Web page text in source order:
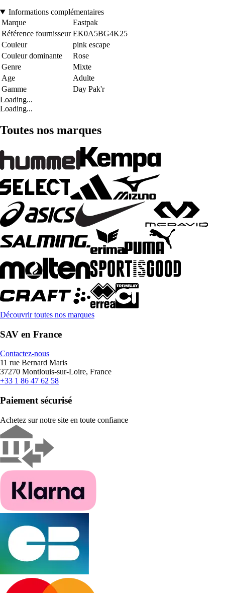
Informations complémentaires
Marque
Eastpak
Référence fournisseur EK0A5BG4K25
Couleur
pink escape
Couleur dominante
Rose
Genre
Mixte
Age
Adulte
Gamme
Day Pak'r
Loading...
Loading...
Toutes nos marques
Découvrir toutes nos marques
SAV en France
Contactez-nous
11 rue Bernard Maris
37270 Montlouis-sur-Loire, France
+33 1 86 47 62 58
Paiement sécurisé
Achetez sur notre site en toute confiance